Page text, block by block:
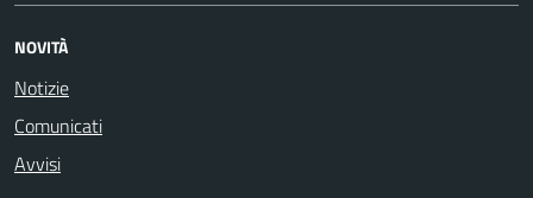
NOVITÀ
Notizie
Comunicati
Avvisi